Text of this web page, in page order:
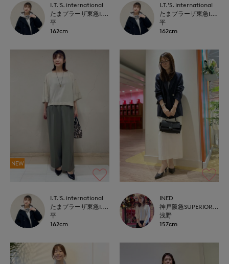
I.T.'S. international
たまプラーザ東急I.T.'S.international
平
162cm
I.T.'S. international
たまプラーザ東急I.T.'S.international
平
162cm
NEW
I.T.'S. international
たまプラーザ東急I.T.'S.international
平
162cm
INED
神戸阪急SUPERIORCLOSET
浅野
157cm